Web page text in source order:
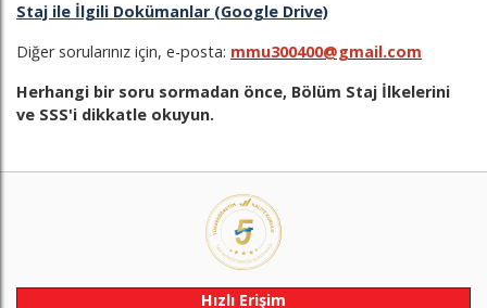
Staj ile İlgili Dokümanlar (Google Drive)
Diğer sorularınız için, e-posta: mmu300400@gmail.com
Herhangi bir soru sormadan önce, Bölüm Staj İlkelerini
ve SSS'i dikkatle okuyun.
Hızlı Erişim